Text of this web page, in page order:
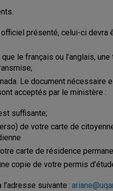
présenté, celui-ci devra
le français ou l’anglais, une
Le document nécessaire
acceptés par le ministère :
suffisante;
de votre carte de
carte de résidence
copie de votre permis
suivante :